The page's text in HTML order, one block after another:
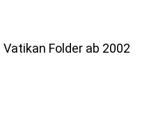
Folder ab 2002